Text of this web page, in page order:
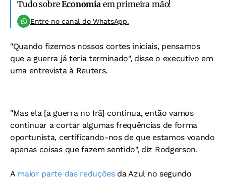
Tudo sobreEconomiaem primeira mão!
Entre no canal do WhatsApp.
"Quando fizemos nossos cortes iniciais, pensamos
que a guerra já teria terminado", disse o executivo em
uma entrevista à Reuters.
"Mas ela [a guerra no Irã] continua, então vamos
continuar a cortar algumas frequências de forma
oportunista, certificando-nos de que estamos voando
apenas coisas que fazem sentido", diz Rodgerson.
A maior parte das reduçõesda Azul no segundo